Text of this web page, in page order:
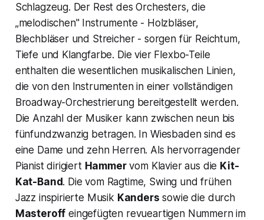
Schlagzeug. Der Rest des Orchesters, die
„melodischen" Instrumente - Holzbläser,
Blechbläser und Streicher - sorgen für Reichtum,
Tiefe und Klangfarbe. Die vier Flexbo-Teile
enthalten die wesentlichen musikalischen Linien,
die von den Instrumenten in einer vollständigen
Broadway-Orchestrierung bereitgestellt werden.
Die Anzahl der Musiker kann zwischen neun bis
fünfundzwanzig betragen. In Wiesbaden sind es
eine Dame und zehn Herren. Als hervorragender
Pianist dirigiert Hammervom Klavier aus die Kit-
Kat-Band. Die vom Ragtime, Swing und frühen
Jazz inspirierte Musik Kanders sowie die durch
Masteroff eingefügten revueartigen Nummern im